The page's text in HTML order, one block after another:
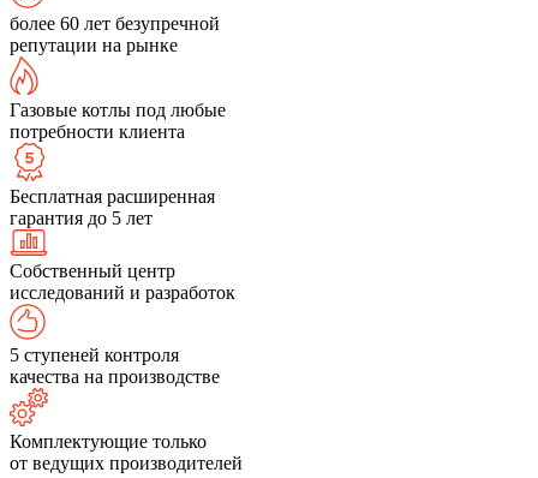
более 60 лет безупречной
репутации на рынке
Газовые котлы под любые
потребности клиента
Бесплатная расширенная
гарантия до 5 лет
Собственный центр
исследований и разработок
5 ступеней контроля
качества на производстве
Комплектующие только
от ведущих производителей